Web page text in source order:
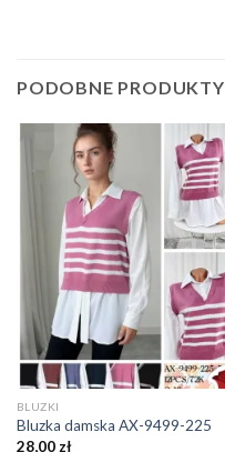
PODOBNE PRODUKTY
BLUZKI
Bluzka damska AX-9499-225
28,00 zł